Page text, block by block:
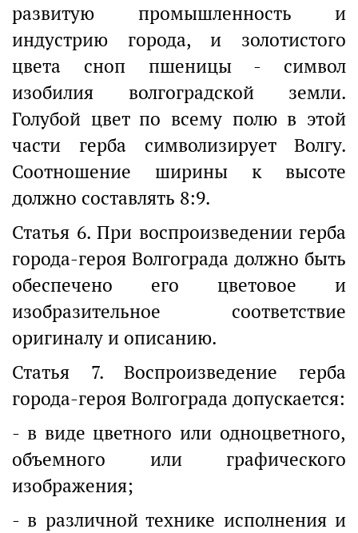
развитую промышленность и
индустрию города, и золотистого
цвета сноп пшеницы - символ
изобилия волгоградской земли.
Голубой цвет по всему полю в этой
части герба символизирует Волгу.
Соотношение ширины к высоте
должно составлять 8:9.
Статья 6. При воспроизведении герба
города-героя Волгограда должно быть
обеспечено его цветовое и
изобразительное соответствие
оригиналу и описанию.
Статья 7. Воспроизведение герба
города-героя Волгограда допускается:
- в виде цветного или одноцветного,
объемного или графического
изображения;
- в различной технике исполнения и